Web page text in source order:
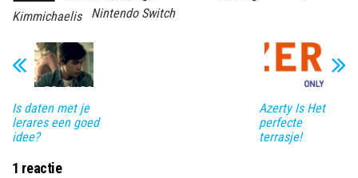
Kimmichaelis
Nintendo Switch
Is daten met je
lerares een goed
idee?
Azerty Is Het
perfecte
terrasje!
1 reactie